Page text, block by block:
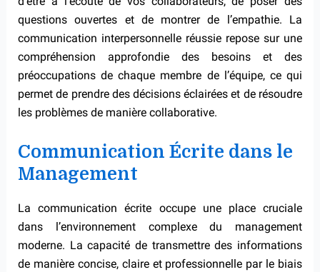
questions ouvertes et de montrer de l’empathie. La
communication interpersonnelle réussie repose sur une
compréhension approfondie des besoins et des
préoccupations de chaque membre de l’équipe, ce qui
permet de prendre des décisions éclairées et de résoudre
les problèmes de manière collaborative.
Communication Écrite dans le
Management
La communication écrite occupe une place cruciale
dans l’environnement complexe du management
moderne. La capacité de transmettre des informations
de manière concise, claire et professionnelle par le biais